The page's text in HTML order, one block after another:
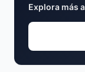
Explora más